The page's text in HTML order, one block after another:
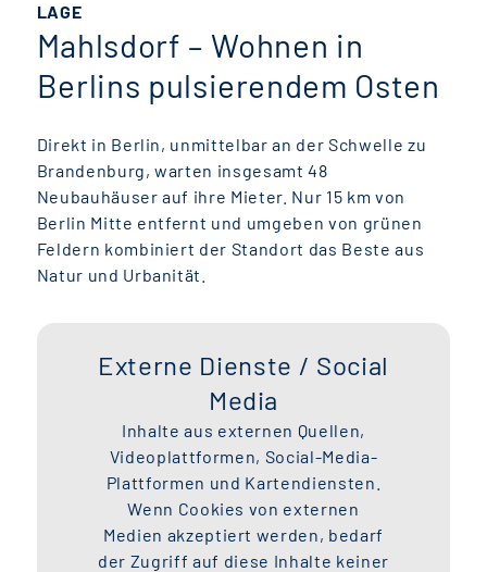
LAGE
Mahlsdorf – Wohnen in
Berlins pulsierendem Osten
Direkt in Berlin, unmittelbar an der Schwelle zu
Brandenburg, warten insgesamt 48
Neubauhäuser auf ihre Mieter. Nur 15 km von
Berlin Mitte entfernt und umgeben von grünen
Feldern kombiniert der Standort das Beste aus
Natur und Urbanität.
Externe Dienste / Social
Media
Inhalte aus externen Quellen,
Videoplattformen, Social-Media-
Plattformen und Kartendiensten.
Wenn Cookies von externen
Medien akzeptiert werden, bedarf
der Zugriff auf diese Inhalte keiner